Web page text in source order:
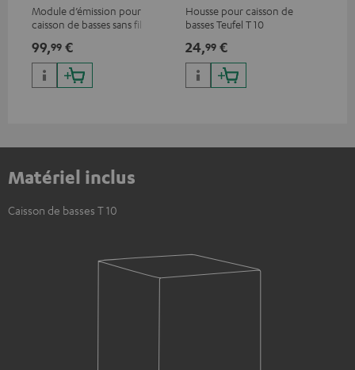
Module d’émission pour
caisson de basses sans fil
99,99 €
Housse pour caisson de
basses Teufel T 10
24,99 €
Matériel inclus
Caisson de basses T 10